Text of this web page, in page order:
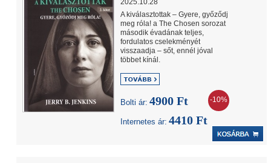
2025.10.28
A kiválasztottak – Gyere, győződj
meg róla! a The Chosen sorozat
második évadának teljes,
fordulatos cselekményét
visszaadja – sőt, ennél jóval
többet kínál.
Bolti ár: 4900 Ft -10%
Internetes ár: 4410 Ft